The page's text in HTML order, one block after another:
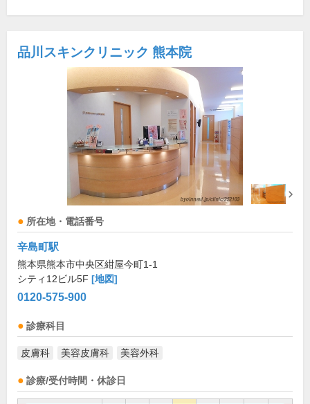
品川スキンクリニック 熊本院
所在地・電話番号
辛島町駅
熊本県熊本市中央区紺屋今町1-1
シティ12ビル5F [地図]
0120-575-900
診療科目
皮膚科 美容皮膚科 美容外科
診療/受付時間・休診日